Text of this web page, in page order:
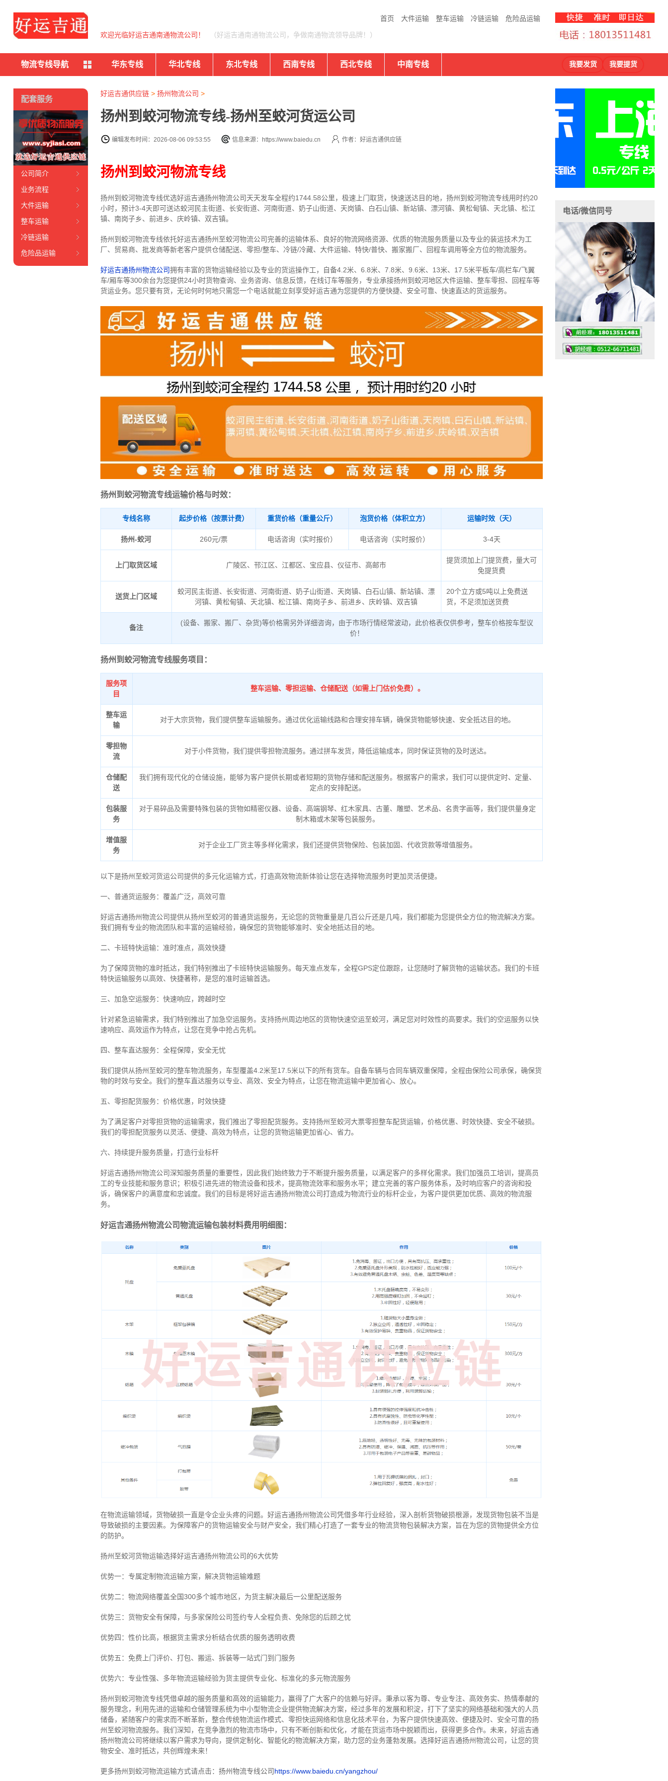
首页 大件运输 整车运输 冷链运输 危险品运输
欢迎光临好运吉通南通物流公司！ （好运吉通南通物流公司，争做南通物流领导品牌！）
物流专线导航 华东专线 华北专线 东北专线 西南专线 西北专线 中南专线 我要发货 我要提货
好运吉通供应链> 扬州物流公司 >
扬州到蛟河物流专线-扬州至蛟河货运公司
编辑发布时间：2026-08-06 09:53:55 信息来源：https://www.baiedu.cn 作者：好运吉通供应链
扬州到蛟河物流专线
扬州到蛟河物流专线优选好运吉通扬州物流公司天天发车全程约1744.58公里， 极速上门取货，快速送达目的地，扬州到蛟河物流专线用时约20
小时，预计3-4天即可送达蛟河民主街道、长安街道、河南街道、奶子山街道、天岗镇、白石山镇、新站镇、漂河镇、黄松甸镇、天北镇、松江
镇、南岗子乡、前进乡、庆岭镇、双吉镇。
扬州到蛟河物流专线依托好运吉通扬州至蛟河物流公司完善的运输体系、良好的物流网络资源、优质的物流服务质量以及专业的装运技术为工
厂、贸易商、批发商等新老客户提供仓储配送、零担/整车、冷链/冷藏、大件运输、特快/普快、搬家搬厂、回程车调用等全方位的物流服务。
好运吉通扬州物流公司拥有丰富的货物运输经验以及专业的货运操作工，自备4.2米、6.8米、7.8米、9.6米、13米、17.5米平板车/高栏车/飞翼
车/厢车等300余台为您提供24小时货物查询、业务咨询、信息反馈，在线订车等服务， 专业承接扬州到蛟河地区大件运输、整车零担、回程车等
货运业务。 您只要有货，无论何时何地只需您一个电话就能立刻享受好运吉通为您提供的方便快捷、安全可靠、快速直达的货运服务。
扬州到蛟河物流专线运输价格与时效：
专线名称 起步价格（按票计费） 重货价格（重量公斤） 泡货价格（体积立方） 运输时效（天）
扬州-蛟河 260元/票 电话咨询（实时报价） 电话咨询（实时报价） 3-4天
上门取货区域 广陵区、邗江区、江都区、宝应县、仪征市、高邮市
提货须加上门提货费，量大可
免提货费
送货上门区域
蛟河民主街道、长安街道、河南街道、奶子山街道、天岗镇、白石山镇、新站镇、漂
河镇、黄松甸镇、天北镇、松江镇、南岗子乡、前进乡、庆岭镇、双吉镇
20个立方或5吨以上免费送
货，不足须加送货费
备注
(设备、搬家、搬厂、杂货)等价格需另外详细咨询，由于市场行情经常波动，此价格表仅供参考，整车价格按车型议
价！
扬州到蛟河物流专线服务项目：
服务项
目
整车运输、零担运输、仓储配送（如需上门估价免费）。
整车运
输
对于大宗货物，我们提供整车运输服务。通过优化运输线路和合理安排车辆，确保货物能够快速、安全抵达目的地。
零担物
流
对于小件货物，我们提供零担物流服务。通过拼车发货，降低运输成本，同时保证货物的及时送达。
仓储配
送
我们拥有现代化的仓储设施，能够为客户提供长期或者短期的货物存储和配送服务。根据客户的需求，我们可以提供定时、定量、
定点的安排配送。
包装服
务
对于易碎品及需要特殊包装的货物如精密仪器、设备、高端钢琴、红木家具、古董、雕塑、艺术品、名贵字画等，我们提供量身定
制木箱或木架等包装服务。
增值服
务
对于企业工厂货主等多样化需求，我们还提供货物保险、包装加固、代收货款等增值服务。
以下是扬州至蛟河货运公司提供的多元化运输方式，打造高效物流新体验让您在选择物流服务时更加灵活便捷。
一、普通货运服务：覆盖广泛，高效可靠
好运吉通扬州物流公司提供从扬州至蛟河的普通货运服务，无论您的货物重量是几百公斤还是几吨，我们都能为您提供全方位的物流解决方案。
我们拥有专业的物流团队和丰富的运输经验，确保您的货物能够准时、安全地抵达目的地。
二、卡班特快运输：准时准点，高效快捷
为了保障货物的准时抵达，我们特别推出了卡班特快运输服务。每天准点发车，全程GPS定位跟踪，让您随时了解货物的运输状态。我们的卡班
特快运输服务以高效、快捷著称，是您的准时运输首选。
三、加急空运服务：快速响应，跨越时空
针对紧急运输需求，我们特别推出了加急空运服务。支持扬州周边地区的货物快速空运至蛟河，满足您对时效性的高要求。我们的空运服务以快
速响应、高效运作为特点，让您在竞争中抢占先机。
四、整车直达服务：全程保障，安全无忧
我们提供从扬州至蛟河的整车物流服务，车型覆盖4.2米至17.5米以下的所有货车。自备车辆与合同车辆双重保障，全程由保险公司承保，确保货
物的时效与安全。我们的整车直达服务以专业、高效、安全为特点，让您在物流运输中更加省心、放心。
五、零担配货服务：价格优惠，时效快捷
为了满足客户对零担货物的运输需求，我们推出了零担配货服务。支持扬州至蛟河大票零担整车配货运输，价格优惠、时效快捷、安全不破损。
我们的零担配货服务以灵活、便捷、高效为特点，让您的货物运输更加省心、省力。
六、持续提升服务质量，打造行业标杆
好运吉通扬州物流公司深知服务质量的重要性，因此我们始终致力于不断提升服务质量，以满足客户的多样化需求。我们加强员工培训，提高员
工的专业技能和服务意识；积极引进先进的物流设备和技术，提高物流效率和服务水平；建立完善的客户服务体系，及时响应客户的咨询和投
诉，确保客户的满意度和忠诚度。我们的目标是将好运吉通扬州物流公司打造成为物流行业的标杆企业，为客户提供更加优质、高效的物流服
务。
好运吉通扬州物流公司物流运输包装材料费用明细图：
在物流运输领域，货物破损一直是令企业头疼的问题。好运吉通扬州物流公司凭借多年行业经验，深入剖析货物破损根源，发现货物包装不当是
导致破损的主要因素。为保障客户的货物运输安全与财产安全，我们精心打造了一套专业的物流货物包装解决方案，旨在为您的货物提供全方位
的防护。
扬州至蛟河货物运输选择好运吉通扬州物流公司的6大优势
优势一：专属定制物流运输方案，解决货物运输难题
优势二：物流网络覆盖全国300多个城市地区，为货主解决最后一公里配送服务
优势三：货物安全有保障，与多家保险公司签约专人全程负责、免除您的后顾之忧
优势四：性价比高，根据货主需求分析结合优质的服务透明收费
优势五：免费上门评价、打包、搬运、拆装等一站式门到门服务
优势六：专业性强、多年物流运输经验为货主提供专业化、标准化的多元物流服务
扬州到蛟河物流专线凭借卓越的服务质量和高效的运输能力，赢得了广大客户的信赖与好评。 秉承以客为尊、专业专注、高效务实、热情奉献的
服务理念，利用先进的运输和仓储管理系统为中小型物流企业提供物流解决方案，经过多年的发展和积淀，打下了坚实的网络基础和强大的人员
储备，紧随客户的需求而不断革新，整合传统物流运作模式、零担快运网络和信息化技术平台，为客户提供快速高效、便捷及时、安全可靠的扬
州至蛟河物流服务。 我们深知，在竞争激烈的物流市场中，只有不断创新和优化，才能在货运市场中脱颖而出，获得更多合作。 未来，好运吉通
扬州物流公司将继续以客户需求为导向，提供定制化、智能化的物流解决方案，助力您的业务蓬勃发展。选择好运吉通扬州物流公司，让您的货
物安全、准时抵达，共创辉煌未来！
更多扬州到蛟河物流运输方式请点击：扬州物流专线公司https://www.baiedu.cn/yangzhou/
配套服务
公司简介
业务流程
大件运输
整车运输
冷链运输
危险品运输
电话/微信同号